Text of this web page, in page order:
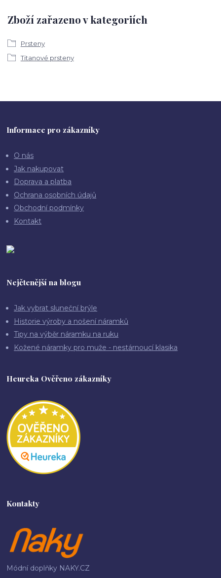
Zboží zařazeno v kategoriích
Prsteny
Titanové prsteny
Informace pro zákazníky
O nás
Jak nakupovat
Doprava a platba
Ochrana osobních údajů
Obchodní podmínky
Kontakt
Nejčtenější na blogu
Jak vybrat sluneční brýle
Historie výroby a nošení náramků
Tipy na výběr náramku na ruku
Kožené náramky pro muže - nestárnoucí klasika
Heureka Ověřeno zákazníky
Kontakty
Módní doplňky NAKY.CZ